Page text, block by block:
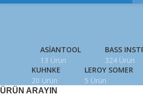
ASIANTOOL
13 Ürün
BASS
324 Ürün
KUHNKE
20 Ürün
LEROY SOMER
5 Ürün
ÜRÜN ARAYIN